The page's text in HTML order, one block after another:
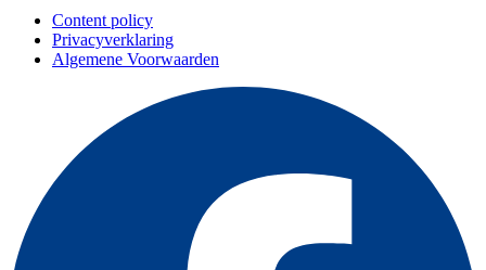
Content policy
Privacyverklaring
Algemene Voorwaarden